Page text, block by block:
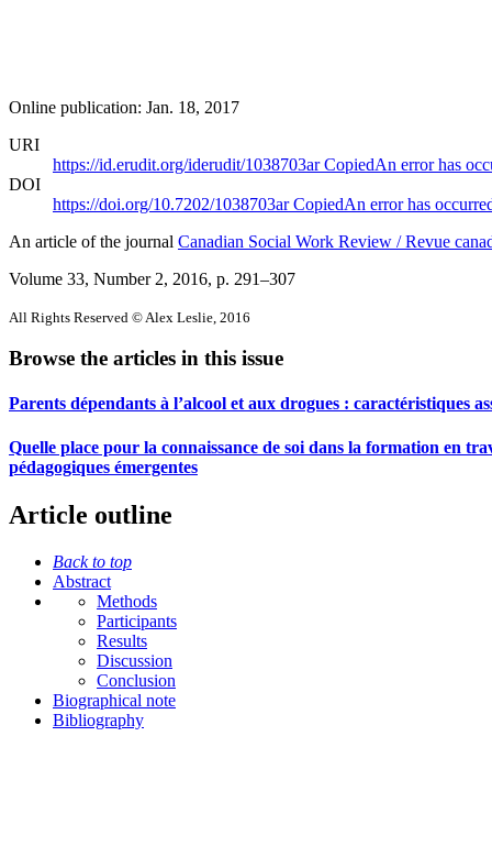
Online publication: Jan. 18, 2017
URI
https://id.erudit.org/iderudit/1038703arCopiedAn error has
DOI
https://doi.org/10.7202/1038703arCopiedAn error has
An article of the journal Canadian Social Work Review / Revue
Volume 33, Number 2, 2016, p. 291–307
All Rights Reserved © Alex Leslie, 2016
Browse the articles in this issue
Parents dépendants à l’alcool et aux drogues : caractéristiques
Quelle place pour la connaissance de soi dans la formation en
pédagogiques émergentes
Article outline
Back to top
Abstract
Methods
Participants
Results
Discussion
Conclusion
Biographical note
Bibliography